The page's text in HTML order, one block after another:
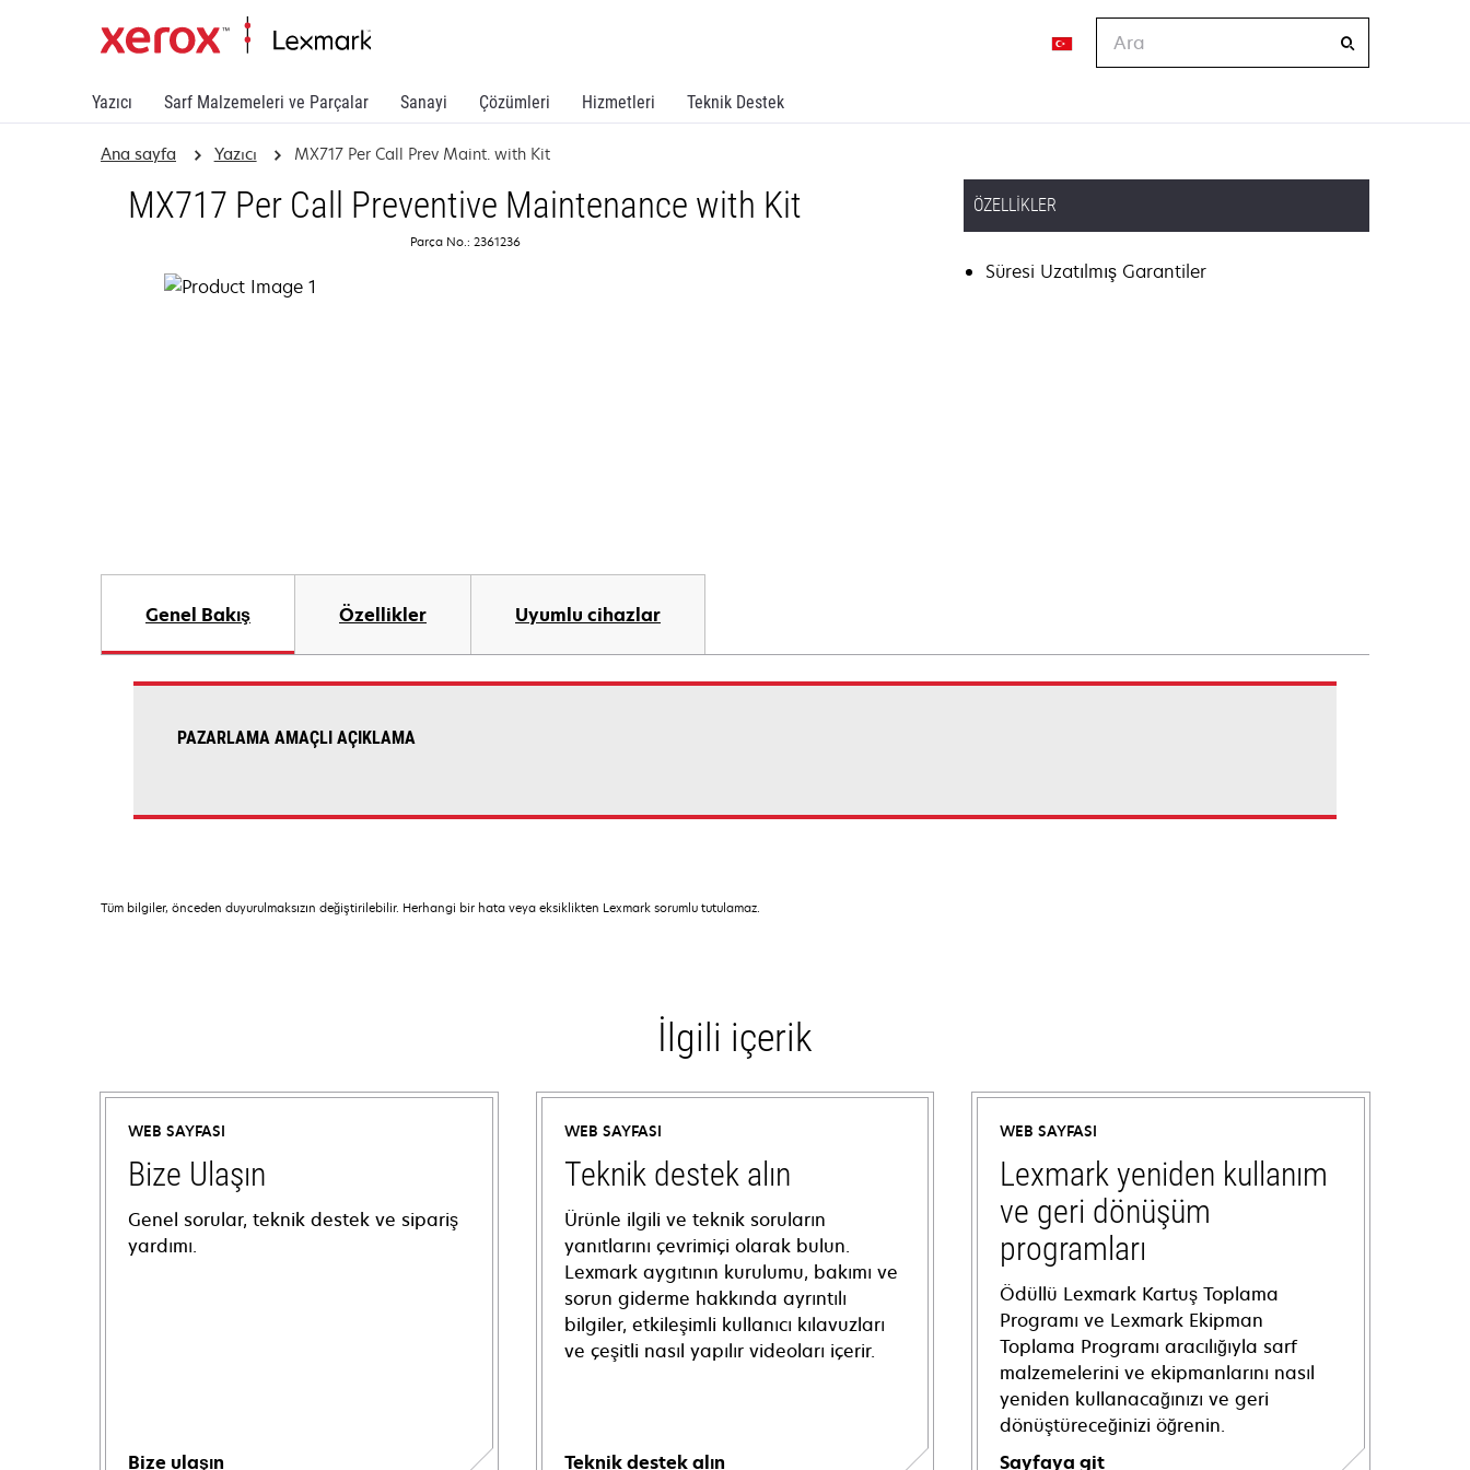
Yazıcı Sarf Malzemeleri ve Parçalar Sanayi Çözümleri Hizmetleri Teknik Destek
Ana sayfa Yazıcı MX717 Per Call Prev Maint. with Kit
MX717 Per Call Preventive Maintenance with Kit
Parça No.: 2361236
ÖZELLIKLER
Süresi Uzatılmış Garantiler
Genel Bakış Özellikler Uyumlu cihazlar
PAZARLAMA AMAÇLI AÇIKLAMA
Tüm bilgiler, önceden duyurulmaksızın değiştirilebilir. Herhangi bir hata veya eksiklikten Lexmark sorumlu tutulamaz.
İlgili içerik
WEB SAYFASI
Bize Ulaşın
Genel sorular, teknik destek ve sipariş
yardımı.
Bize ulaşın
WEB SAYFASI
Teknik destek alın
Ürünle ilgili ve teknik soruların
yanıtlarını çevrimiçi olarak bulun.
Lexmark aygıtının kurulumu, bakımı ve
sorun giderme hakkında ayrıntılı
bilgiler, etkileşimli kullanıcı kılavuzları
ve çeşitli nasıl yapılır videoları içerir.
Teknik destek alın
WEB SAYFASI
Lexmark yeniden kullanım
ve geri dönüşüm
programları
Ödüllü Lexmark Kartuş Toplama
Programı ve Lexmark Ekipman
Toplama Programı aracılığıyla sarf
malzemelerini ve ekipmanlarını nasıl
yeniden kullanacağınızı ve geri
dönüştüreceğinizi öğrenin.
Sayfaya git